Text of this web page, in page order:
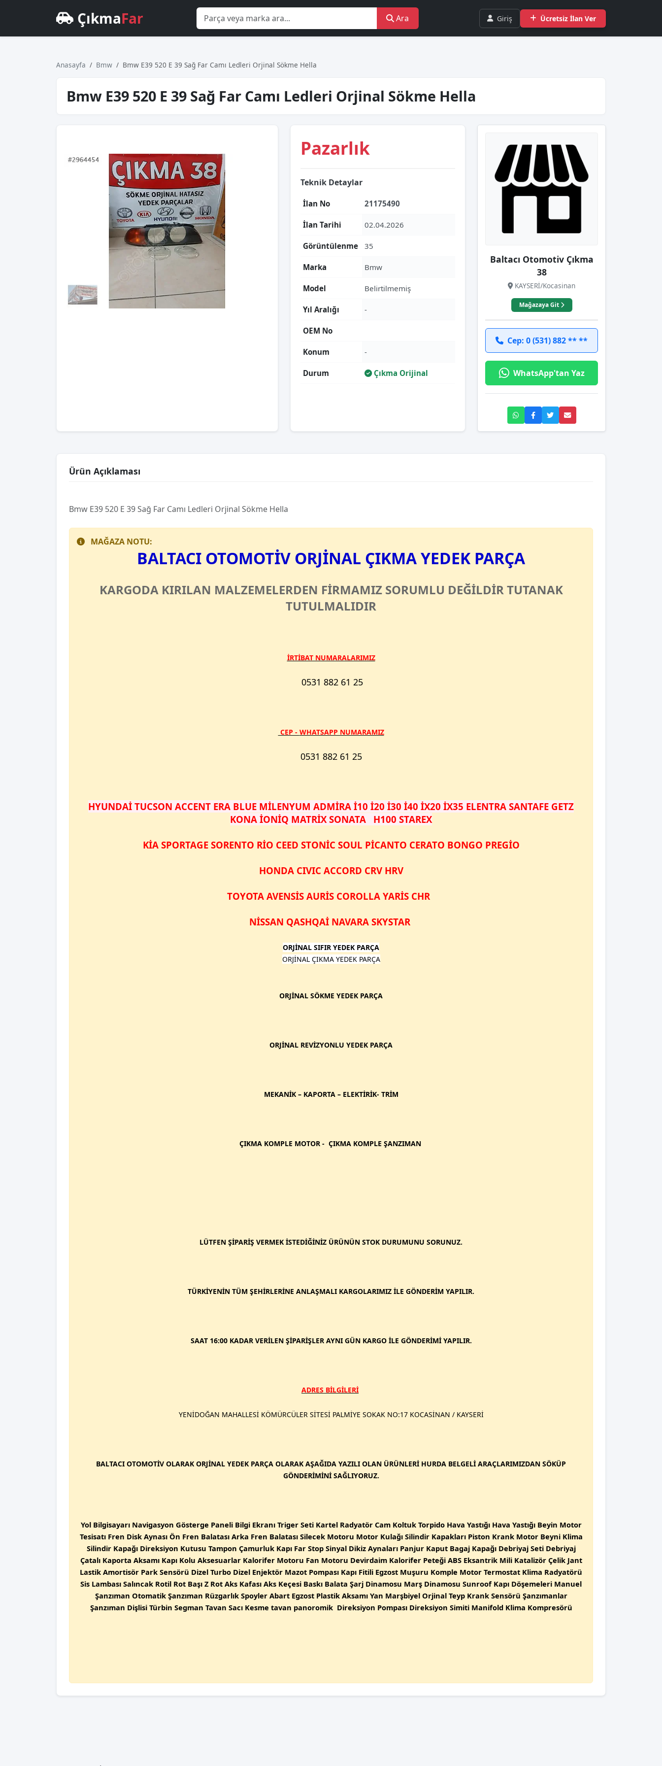
ÇıkmaFar Ara Giriş Ücretsiz İlan Ver
Anasayfa Bmw Bmw E39 520 E 39 Sağ Far Camı Ledleri Orjinal Sökme Hella
Bmw E39 520 E 39 Sağ Far Camı Ledleri Orjinal Sökme Hella
Pazarlık
Teknik Detaylar
İlan No 21175490
İlan Tarihi 02.04.2026
Görüntülenme 35
Marka Bmw
Model Belirtilmemiş
Yıl Aralığı -
OEM No
Konum -
Durum Çıkma Orijinal
Baltacı Otomotiv Çıkma
38
KAYSERİ/Kocasinan
Mağazaya Git
Cep: 0 (531) 882 ** **
WhatsApp'tan Yaz
Ürün Açıklaması
Bmw E39 520 E 39 Sağ Far Camı Ledleri Orjinal Sökme Hella
MAĞAZA NOTU:
BALTACI OTOMOTİV ORJİNAL ÇIKMA YEDEK PARÇA
KARGODA KIRILAN MALZEMELERDEN FİRMAMIZ SORUMLU DEĞİLDİR TUTANAK
TUTULMALIDIR
İRTİBAT NUMARALARIMIZ
0531 882 61 25
​ CEP - WHATSAPP NUMARAMIZ
0531 882 61 25
HYUNDAİ TUCSON ACCENT ERA BLUE MİLENYUM ADMİRA İ10 İ20 İ30 İ40 İX20 İX35 ELENTRA SANTAFE GETZ
KONA İONİQ MATRİX SONATA H100 STAREX
KİA SPORTAGE SORENTO RİO CEED STONİC SOUL PİCANTO CERATO BONGO PREGİO
HONDA CIVIC ACCORD CRV HRV
TOYOTA AVENSİS AURİS COROLLA YARİS CHR
NİSSAN QASHQAİ NAVARA SKYSTAR
ORJİNAL SIFIR YEDEK PARÇA
ORJİNAL ÇIKMA YEDEK PARÇA
ORJİNAL SÖKME YEDEK PARÇA
ORJİNAL REVİZYONLU YEDEK PARÇA
MEKANİK – KAPORTA – ELEKTİRİK- TRİM
ÇIKMA KOMPLE MOTOR - ÇIKMA KOMPLE ŞANZIMAN
LÜTFEN ŞİPARİŞ VERMEK İSTEDİĞİNİZ ÜRÜNÜN STOK DURUMUNU SORUNUZ.
TÜRKİYENİN TÜM ŞEHİRLERİNE ANLAŞMALI KARGOLARIMIZ İLE GÖNDERİM YAPILIR.
SAAT 16:00 KADAR VERİLEN ŞİPARİŞLER AYNI GÜN KARGO İLE GÖNDERİMİ YAPILIR.
ADRES BİLGİLERİ
YENİDOĞAN MAHALLESİ KÖMÜRCÜLER SİTESİ PALMİYE SOKAK NO:17 KOCASİNAN / KAYSERİ
BALTACI OTOMOTİV OLARAK ORJİNAL YEDEK PARÇA OLARAK AŞAĞIDA YAZILI OLAN ÜRÜNLERİ HURDA BELGELİ ARAÇLARIMIZDAN SÖKÜP
GÖNDERİMİNİ SAĞLIYORUZ.
Yol Bilgisayarı Navigasyon Gösterge Paneli Bilgi Ekranı Triger Seti Kartel Radyatör Cam Koltuk Torpido Hava Yastığı Hava Yastığı Beyin Motor
Tesisatı Fren Disk Aynası Ön Fren Balatası Arka Fren Balatası Silecek Motoru Motor Kulağı Silindir Kapakları Piston Krank Motor Beyni Klima
Silindir Kapağı Direksiyon Kutusu Tampon Çamurluk Kapı Far Stop Sinyal Dikiz Aynaları Panjur Kaput Bagaj Kapağı Debriyaj Seti Debriyaj
Çatalı Kaporta Aksamı Kapı Kolu Aksesuarlar Kalorifer Motoru Fan Motoru Devirdaim Kalorifer Peteği ABS Eksantrik Mili Katalizör Çelik Jant
Lastik Amortisör Park Sensörü Dizel Turbo Dizel Enjektör Mazot Pompası Kapı Fitili Egzost Muşuru Komple Motor Termostat Klima Radyatörü
Sis Lambası Salıncak Rotil Rot Başı Z Rot Aks Kafası Aks Keçesi Baskı Balata Şarj Dinamosu Marş Dinamosu Sunroof Kapı Döşemeleri Manuel
Şanzıman Otomatik Şanzıman Rüzgarlık Spoyler Abart Egzost Plastik Aksamı Yan Marşbiyel Orjinal Teyp Krank Sensörü Şanzımanlar
Şanzıman Dişlisi Türbin Segman Tavan Sacı Kesme tavan panoromik Direksiyon Pompası Direksiyon Simiti Manifold Klima Kompresörü